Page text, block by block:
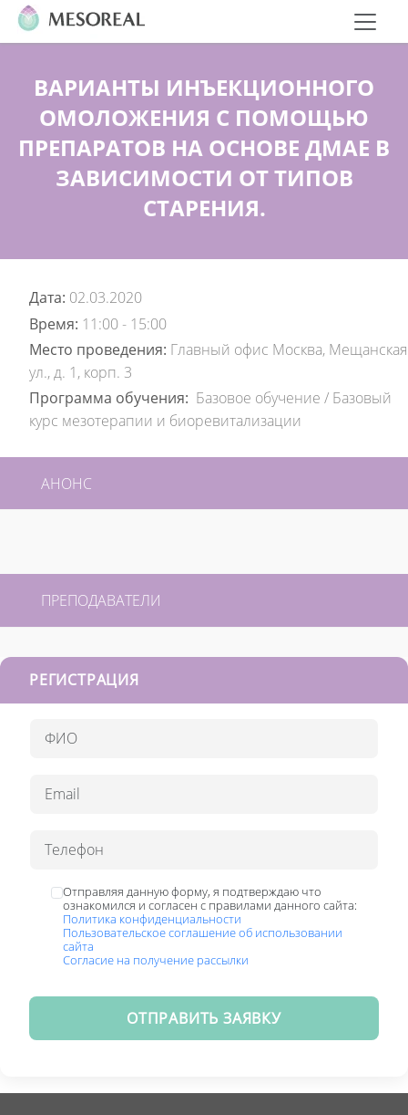
ВАРИАНТЫ ИНЪЕКЦИОННОГО
ОМОЛОЖЕНИЯ С ПОМОЩЬЮ
ПРЕПАРАТОВ НА ОСНОВЕ ДМАЕ В
ЗАВИСИМОСТИ ОТ ТИПОВ
СТАРЕНИЯ.
Дата: 02.03.2020
Время: 11:00 - 15:00
Место проведения: Главный офис Москва, Мещанская
ул., д. 1, корп. 3
Программа обучения: Базовое обучение / Базовый
курс мезотерапии и биоревитализации
АНОНС
ПРЕПОДАВАТЕЛИ
РЕГИСТРАЦИЯ
Отправляя данную форму, я подтверждаю что
ознакомился и согласен с правилами данного сайта:
Политика конфиденциальности
Пользовательское соглашение об использовании
сайта
Согласие на получение рассылки
ОТПРАВИТЬ ЗАЯВКУ